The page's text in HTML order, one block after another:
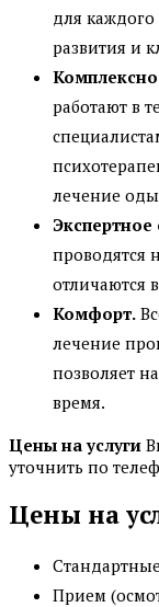
для каждого
развития и
работают в
лечение
проводятся
отличаются
Комфорт.
лечение
позволяет
время.
Цены на услуги
уточнить по
Цены на
Прием